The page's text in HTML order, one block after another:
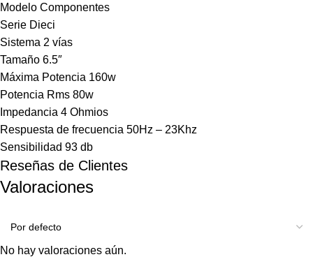
Modelo Componentes
Serie Dieci
Sistema 2 vías
Tamaño 6.5″
Máxima Potencia 160w
Potencia Rms 80w
Impedancia 4 Ohmios
Respuesta de frecuencia 50Hz – 23Khz
Sensibilidad 93 db
Reseñas de Clientes
Valoraciones
No hay valoraciones aún.